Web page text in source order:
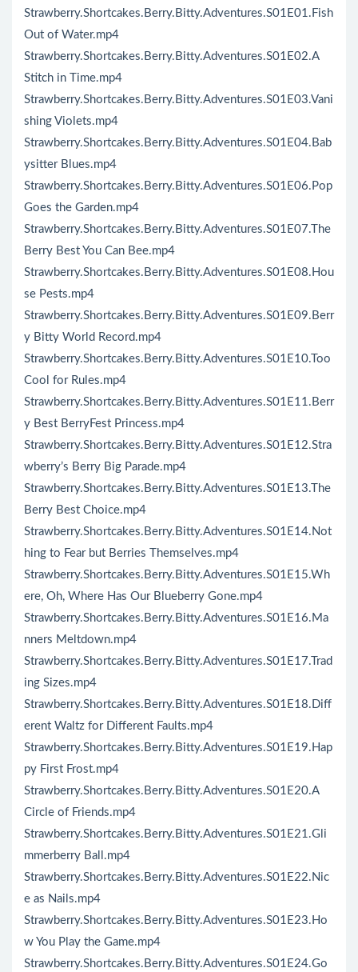
Strawberry.Shortcakes.Berry.Bitty.Adventures.S01E01.Fish
Out of Water.mp4
Strawberry.Shortcakes.Berry.Bitty.Adventures.S01E02.A
Stitch in Time.mp4
Strawberry.Shortcakes.Berry.Bitty.Adventures.S01E03.Vani
shing Violets.mp4
Strawberry.Shortcakes.Berry.Bitty.Adventures.S01E04.Bab
ysitter Blues.mp4
Strawberry.Shortcakes.Berry.Bitty.Adventures.S01E06.Pop
Goes the Garden.mp4
Strawberry.Shortcakes.Berry.Bitty.Adventures.S01E07.The
Berry Best You Can Bee.mp4
Strawberry.Shortcakes.Berry.Bitty.Adventures.S01E08.Hou
se Pests.mp4
Strawberry.Shortcakes.Berry.Bitty.Adventures.S01E09.Berr
y Bitty World Record.mp4
Strawberry.Shortcakes.Berry.Bitty.Adventures.S01E10.Too
Cool for Rules.mp4
Strawberry.Shortcakes.Berry.Bitty.Adventures.S01E11.Berr
y Best BerryFest Princess.mp4
Strawberry.Shortcakes.Berry.Bitty.Adventures.S01E12.Stra
wberry’s Berry Big Parade.mp4
Strawberry.Shortcakes.Berry.Bitty.Adventures.S01E13.The
Berry Best Choice.mp4
Strawberry.Shortcakes.Berry.Bitty.Adventures.S01E14.Not
hing to Fear but Berries Themselves.mp4
Strawberry.Shortcakes.Berry.Bitty.Adventures.S01E15.Wh
ere, Oh, Where Has Our Blueberry Gone.mp4
Strawberry.Shortcakes.Berry.Bitty.Adventures.S01E16.Ma
nners Meltdown.mp4
Strawberry.Shortcakes.Berry.Bitty.Adventures.S01E17.Trad
ing Sizes.mp4
Strawberry.Shortcakes.Berry.Bitty.Adventures.S01E18.Diff
erent Waltz for Different Faults.mp4
Strawberry.Shortcakes.Berry.Bitty.Adventures.S01E19.Hap
py First Frost.mp4
Strawberry.Shortcakes.Berry.Bitty.Adventures.S01E20.A
Circle of Friends.mp4
Strawberry.Shortcakes.Berry.Bitty.Adventures.S01E21.Gli
mmerberry Ball.mp4
Strawberry.Shortcakes.Berry.Bitty.Adventures.S01E22.Nic
e as Nails.mp4
Strawberry.Shortcakes.Berry.Bitty.Adventures.S01E23.Ho
w You Play the Game.mp4
Strawberry.Shortcakes.Berry.Bitty.Adventures.S01E24.Go